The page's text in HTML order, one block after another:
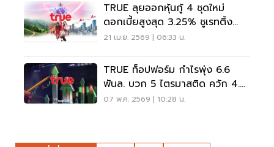
TRUE ลุยออกหุ้นกู้ 4 ชุดใหม่
ดอกเบี้ยสูงสุด 3.25% ชูเรทติ้ง
“A+” รับ ตลาดเงินผันผวน
21 เม.ย. 2569 | 06:33 น.
TRUE ท็อปฟอร์ม กำไรพุ่ง 6.6
พันล. บวก 5 ไตรมาสติด ควัก 4.8
พันล. พร้อมปันผลระหว่างกาล
07 พ.ค. 2569 | 10:28 น.